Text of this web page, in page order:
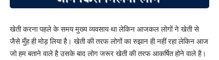
खेती करना पहले के समय मुख्य व्यवसाय था लेकिन आजकल लोगों ने खेती से
जैसे मुँह ही मोड़ लिया है। खेती की तरफ लोगों का रुझान ही नहीं रहा लेकिन आज
जो हम बताने वाले है उसके बाद लोग जरूर खेती की तरफ आकर्षित होने वाले है।